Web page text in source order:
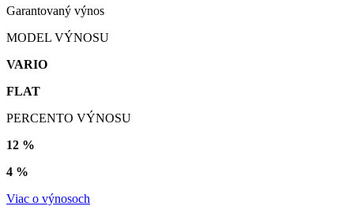
Garantovaný výnos
MODEL VÝNOSU
VARIO
FLAT
PERCENTO VÝNOSU
12 %
4 %
Viac o výnosoch